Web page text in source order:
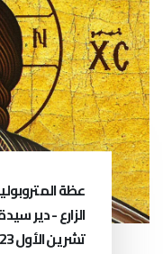
عظة
تشرين الأول 2023